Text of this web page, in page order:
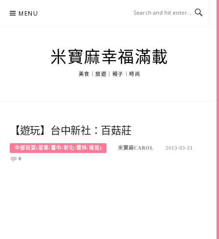
MENU
米寶麻幸福滿載
美食｜旅遊｜親子｜時尚
【遊玩】台中新社：百菇莊
中部玩耍(苗栗/臺中/彰化/雲林/南投) 米寶麻CAROL
2013-03-21
0